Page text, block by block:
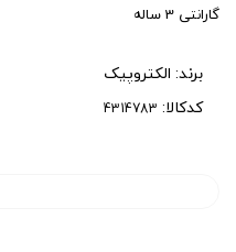
گارانتی 3 ساله
برند: الکتروپیک
کدکالا: